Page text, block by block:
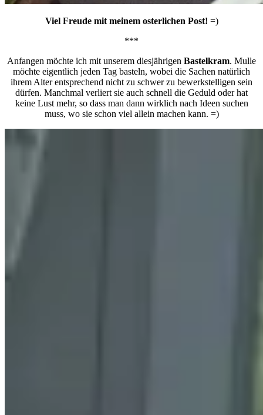
Viel Freude mit meinem osterlichen Post! =)
***
Anfangen möchte ich mit unserem diesjährigen Bastelkram. Mulle
möchte eigentlich jeden Tag basteln, wobei die Sachen natürlich
ihrem Alter entsprechend nicht zu schwer zu bewerkstelligen sein
dürfen. Manchmal verliert sie auch schnell die Geduld oder hat
keine Lust mehr, so dass man dann wirklich nach Ideen suchen
muss, wo sie schon viel allein machen kann. =)